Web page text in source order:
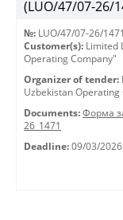
(LUO/47/07-26/
№: LUO/47/07-26/1471
Customer(s): Limited
Operating Company"
Organizer of tender:
Uzbekistan Operating
Documents: Форма
26_1471
Deadline: 09/03/2026